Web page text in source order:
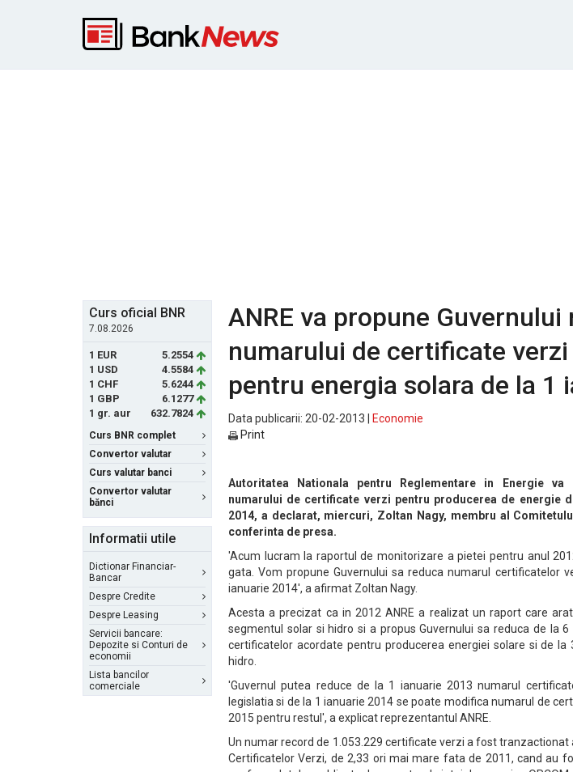
Curs oficial BNR
7.08.2026
1 EUR
5.2554
1 USD
4.5584
1 CHF
5.6244
1 GBP
6.1277
1 gr. aur
632.7824
Curs BNR complet
Convertor valutar
Curs valutar banci
Convertor valutar
bănci
Informatii utile
Dictionar Financiar-
Bancar
Despre Credite
Despre Leasing
Servicii bancare:
Depozite si Conturi de
economii
Lista bancilor
comerciale
ANRE va propune Guvernului
numarului de certificate
pentru energia solara de la 1
Data publicarii: 20-02-2013 |
Economie
Print
Autoritatea Nationala pentru Reglementare in Energie va
numarului de certificate verzi pentru producerea de energie
2014, a declarat, miercuri, Zoltan Nagy, membru al
conferinta de presa.
'Acum lucram la raportul de monitorizare a pietei pentru anul
gata. Vom propune Guvernului sa reduca numarul certificatelor
ianuarie 2014', a afirmat Zoltan Nagy.
Acesta a precizat ca in 2012 ANRE a realizat un raport care
segmentul solar si hidro si a propus Guvernului sa reduca de la
certificatelor acordate pentru producerea energiei solare si de
hidro.
'Guvernul putea reduce de la 1 ianuarie 2013 numarul
legislatia si de la 1 ianuarie 2014 se poate modifica numarul de
2015 pentru restul', a explicat reprezentantul ANRE.
Un numar record de 1.053.229 certificate verzi a fost
Certificatelor Verzi, de 2,33 ori mai mare fata de 2011, cand au